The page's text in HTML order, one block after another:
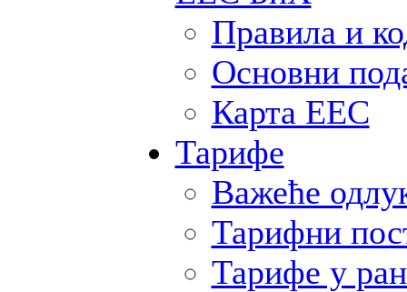
Правила и
Основни
Карта ЕЕС
Тарифе
Важеће
Тарифни
Тарифе у